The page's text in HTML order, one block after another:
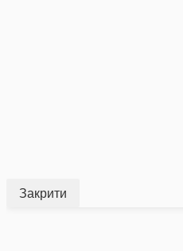
Закрити